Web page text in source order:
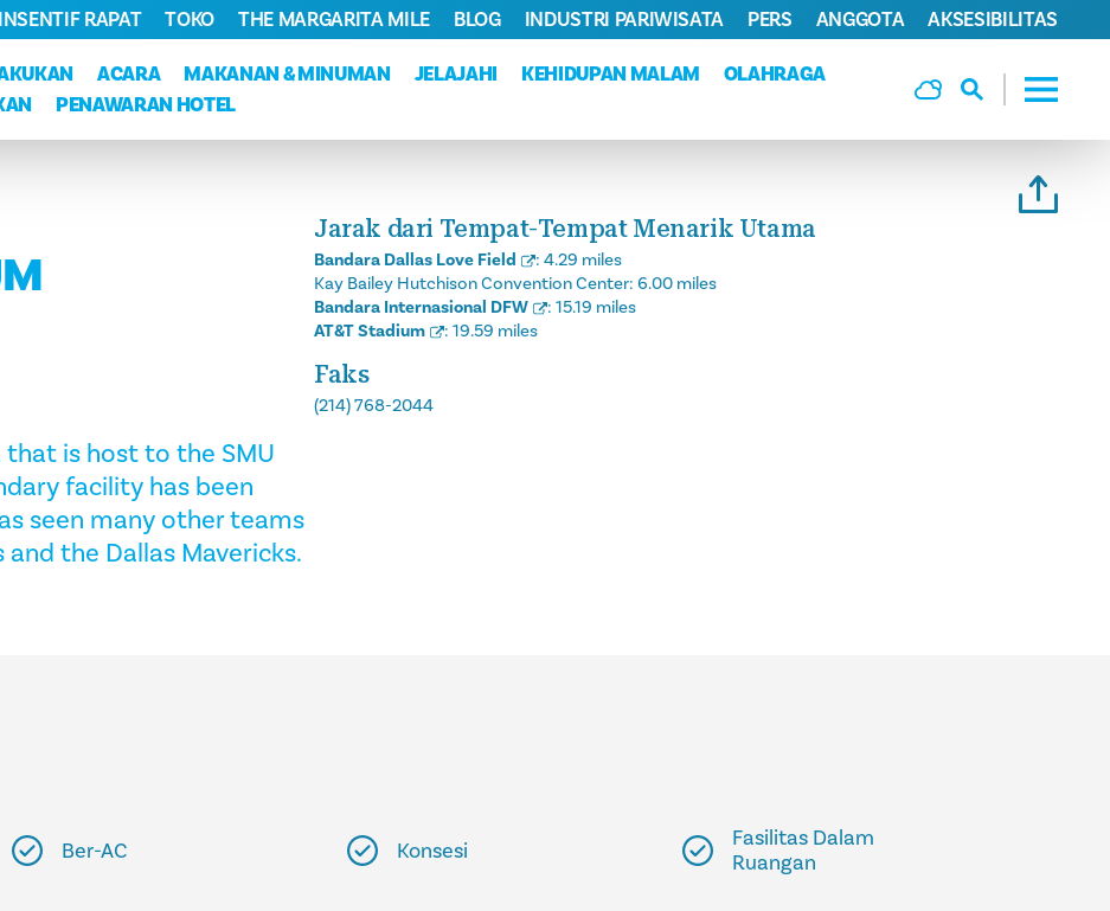
ACARA MAKANAN & MINUMAN JELAJAHI KEHIDUPAN MALAM
OLAHRAGA
PENAWARAN HOTEL
INSENTIF RAPAT TOKO THE MARGARITA MILE BLOG INDUSTRI PARIWISATA PERS ANGGOTA AKSESIBILITAS
is host to the SMU
facility has been
seen many other teams
the Dallas Mavericks.
Jarak dari Tempat-Tempat Menarik Utama
Bandara Dallas Love Field : 4.29 miles
Kay Bailey Hutchison Convention Center: 6.00 miles
Bandara Internasional DFW
: 15.19 miles
AT&T Stadium
: 19.59 miles
Faks
(214) 768-2044
Ber-AC Konsesi
Fasilitas Dalam
Ruangan